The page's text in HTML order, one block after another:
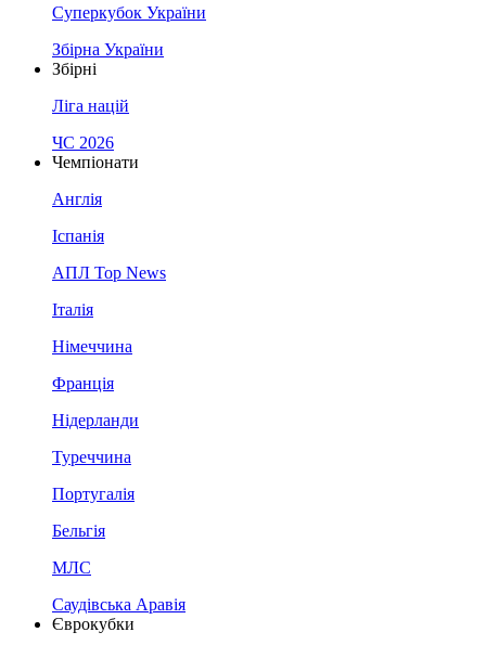
Суперкубок України
Збірна України
Збірні
Ліга націй
ЧС 2026
Чемпіонати
Англія
Іспанія
АПЛ Top News
Італія
Німеччина
Франція
Нідерланди
Туреччина
Португалія
Бельгія
МЛС
Саудівська Аравія
Єврокубки